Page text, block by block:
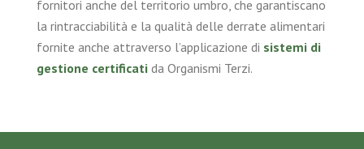
fornitori anche del territorio umbro, che garantiscano
la rintracciabilità e la qualità delle derrate alimentari
fornite anche attraverso l’applicazione di sistemi di
gestione certificati da Organismi Terzi.